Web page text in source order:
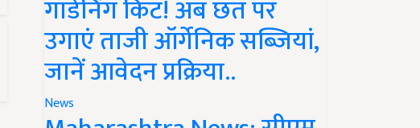
गार्डनिंग किट! अब छत पर
उगाएं ताजी ऑर्गेनिक सब्जियां,
जानें आवेदन प्रक्रिया..
News